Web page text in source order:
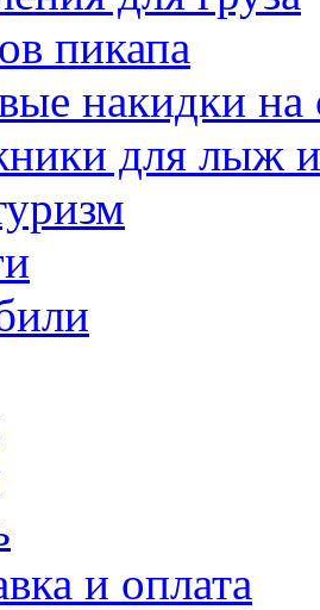
пикапа
накидки на
для лыж
и оплата